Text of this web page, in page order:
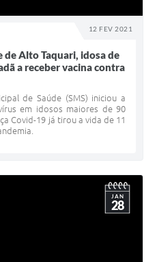
12 FEV 2021
de Alto Taquari, idosa de
a receber vacina contra
de Saúde (SMS) iniciou a
em idosos maiores de 90
Covid-19 já tirou a vida de 11
JAN
28